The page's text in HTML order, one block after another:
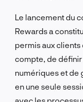
Le lancement du
Rewards a
permis aux clients
compte, de
numériques et de
en une seule
avec les